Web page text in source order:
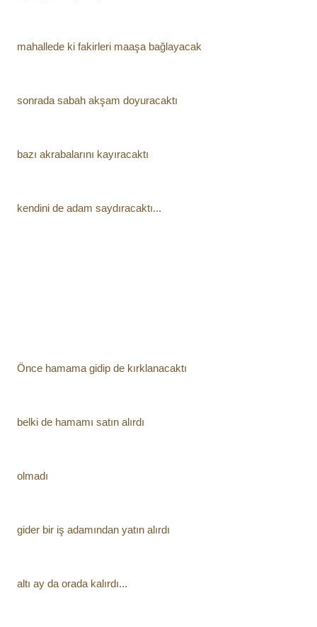
mahallede ki fakirleri maaşa bağlayacak
sonrada sabah akşam doyuracaktı
bazı akrabalarını kayıracaktı
kendini de adam saydıracaktı...
Önce hamama gidip de kırklanacaktı
belki de hamamı satın alırdı
olmadı
gider bir iş adamından yatın alırdı
altı ay da orada kalırdı...